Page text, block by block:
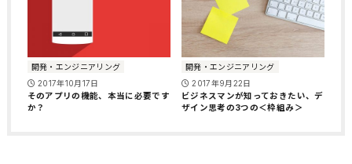
開発・エンジニアリング
2017年10月17日
そのアプリの機能、本当に必要です
か？
開発・エンジニアリング
2017年9月22日
ビジネスマンが知っておきたい、デ
ザイン思考の3つの＜枠組み＞